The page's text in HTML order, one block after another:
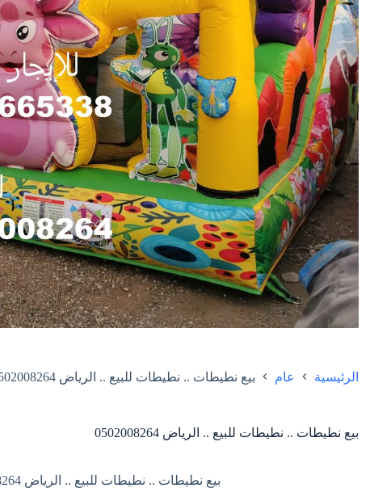
الرئيسية عام بيع نطيطات .. نطيطات للبيع .. الرياض 0502008264
بيع نطيطات .. نطيطات للبيع .. الرياض 0502008264
بيع نطيطات .. نطيطات للبيع .. الرياض 0502008264